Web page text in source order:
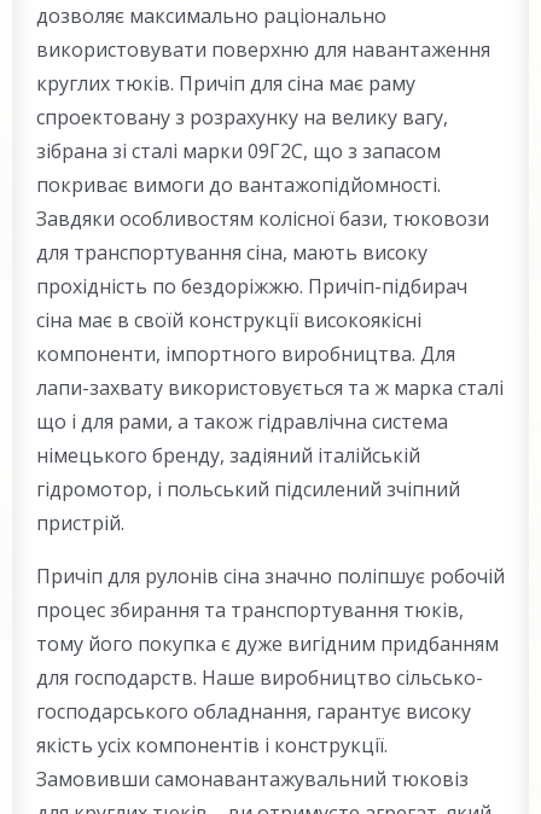
дозволяє максимально раціонально
використовувати поверхню для навантаження
круглих тюків. Причіп для сіна має раму
спроектовану з розрахунку на велику вагу,
зібрана зі сталі марки 09Г2С, що з запасом
покриває вимоги до вантажопідйомності.
Завдяки особливостям колісної бази, тюковози
для транспортування сіна, мають високу
прохідність по бездоріжжю. Причіп-підбирач
сіна має в своїй конструкції високоякісні
компоненти, імпортного виробництва. Для
лапи-захвату використовується та ж марка сталі
що і для рами, а також гідравлічна система
німецького бренду, задіяний італійській
гідромотор, і польський підсилений зчіпний
пристрій.
Причіп для рулонів сіна значно поліпшує робочій
процес збирання та транспортування тюків,
тому його покупка є дуже вигідним придбанням
для господарств. Наше виробництво сільсько-
господарського обладнання, гарантує високу
якість усіх компонентів і конструкції.
Замовивши самонавантажувальний тюковіз